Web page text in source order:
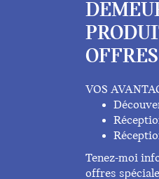
VOS
Tenez-moi
offres